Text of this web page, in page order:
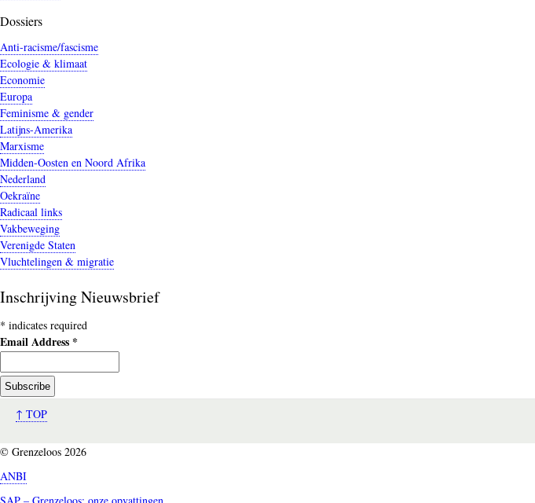
Dossiers
Anti-racisme/fascisme
Ecologie & klimaat
Economie
Europa
Feminisme & gender
Latijns-Amerika
Marxisme
Midden-Oosten en Noord Afrika
Nederland
Oekraïne
Radicaal links
Vakbeweging
Verenigde Staten
Vluchtelingen & migratie
Inschrijving Nieuwsbrief
* indicates required
Email Address *
↑ TOP
© Grenzeloos 2026
ANBI